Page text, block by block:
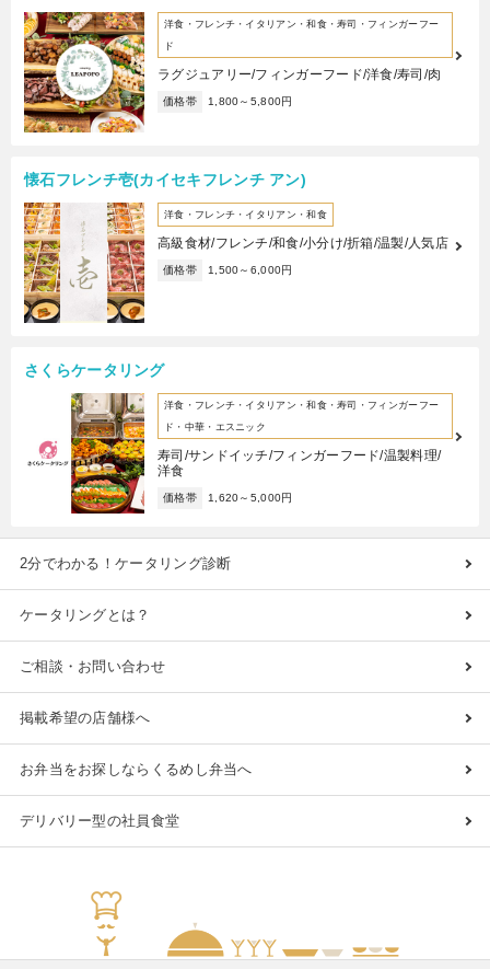
洋食・フレンチ・イタリアン・和食・寿司・フィンガーフー
ド
ラグジュアリー/フィンガーフード/洋食/寿司/肉
価格帯 1,800～5,800円
懐石フレンチ壱(カイセキフレンチ アン)
洋食・フレンチ・イタリアン・和食
高級食材/フレンチ/和食/小分け/折箱/温製/人気店
価格帯 1,500～6,000円
さくらケータリング
洋食・フレンチ・イタリアン・和食・寿司・フィンガーフー
ド・中華・エスニック
寿司/サンドイッチ/フィンガーフード/温製料理/
洋食
価格帯 1,620～5,000円
2分でわかる！ケータリング診断
ケータリングとは？
ご相談・お問い合わせ
掲載希望の店舗様へ
お弁当をお探しならくるめし弁当へ
デリバリー型の社員食堂